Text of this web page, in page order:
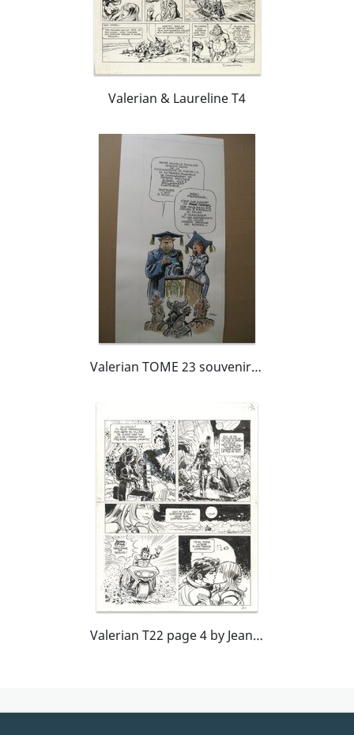
Valerian & Laureline T4
Valerian TOME 23 souvenirs de futurs
Valerian T22 page 4 by Jean-Claude Mézières